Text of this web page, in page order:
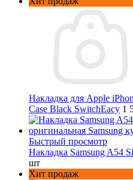
Накладка для Apple
Case Black SwitchEacy 1
Быстрый просмотр
Накладка Samsung A54
шт
Хит продаж